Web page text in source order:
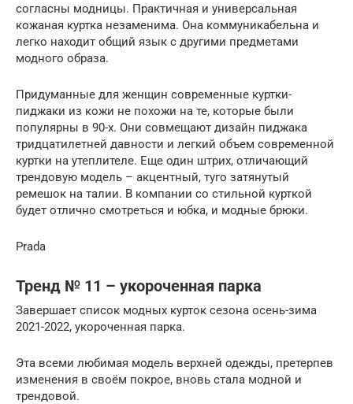
согласны модницы. Практичная и универсальная
кожаная куртка незаменима. Она коммуникабельна и
легко находит общий язык с другими предметами
модного образа.
Придуманные для женщин современные куртки-
пиджаки из кожи не похожи на те, которые были
популярны в 90-х. Они совмещают дизайн пиджака
тридцатилетней давности и легкий объем современной
куртки на утеплителе. Еще один штрих, отличающий
трендовую модель – акцентный, туго затянутый
ремешок на талии. В компании со стильной курткой
будет отлично смотреться и юбка, и модные брюки.
Prada
Тренд № 11 – укороченная парка
Завершает список модных курток сезона осень-зима
2021-2022, укороченная парка.
Эта всеми любимая модель верхней одежды, претерпев
изменения в своём покрое, вновь стала модной и
трендовой.